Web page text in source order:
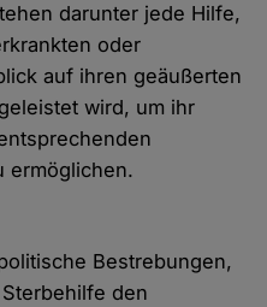
darunter jede Hilfe,
oder
auf ihren geäußerten
wird, um ihr
ermöglichen.
Bestrebungen,
den